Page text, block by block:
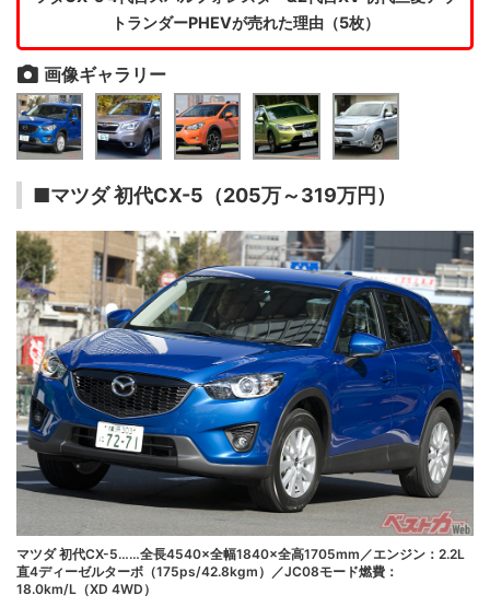
トランダーPHEVが売れた理由（5枚）
画像ギャラリー
■マツダ 初代CX-5（205万～319万円）
マツダ 初代CX-5……全長4540×全幅1840×全高1705mm／エンジン：2.2L
直4ディーゼルターボ（175ps/42.8kgm）／JC08モード燃費：
18.0km/L（XD 4WD）